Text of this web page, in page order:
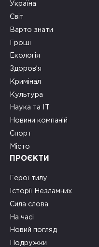
Україна
Світ
Варто знати
Гроші
Екологія
Здоров’я
Кримінал
Культура
Наука та ІТ
Новини компаній
Спорт
Місто
ПРОЄКТИ
Герої тилу
Історії Незламних
Сила слова
На часі
Новий погляд
Подружки